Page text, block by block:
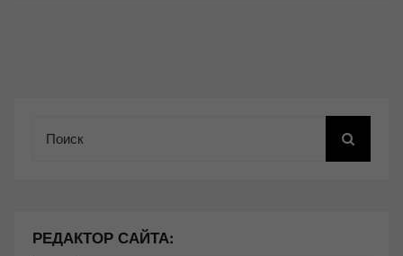
РЕДАКТОР САЙТА: